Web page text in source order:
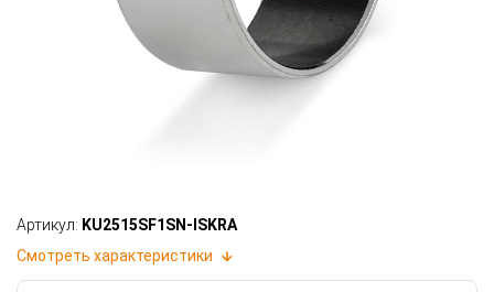
Артикул: KU2515SF1SN-ISKRA
Смотреть характеристики